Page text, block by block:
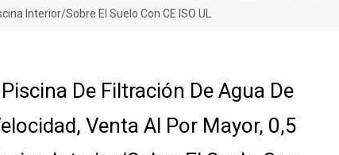
Interior/sobre El Suelo Con CE ISO UL
De Filtración De Agua De
Venta Al Por Mayor, 0,5